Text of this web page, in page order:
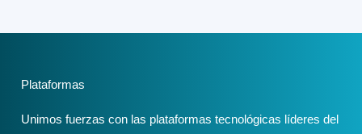
Plataformas
Unimos fuerzas con las plataformas tecnológicas líderes del